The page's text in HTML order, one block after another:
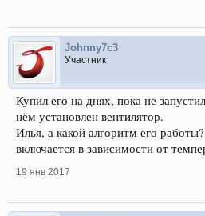
Johnny7c3
Участник
Купил его на днях, пока не
нём установлен вентилятор.
Илья, а какой алгоритм его
включается в зависимости от
19 янв 2017